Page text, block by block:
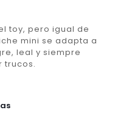
toy, pero igual de
mini se adapta a
leal y siempre
trucos.